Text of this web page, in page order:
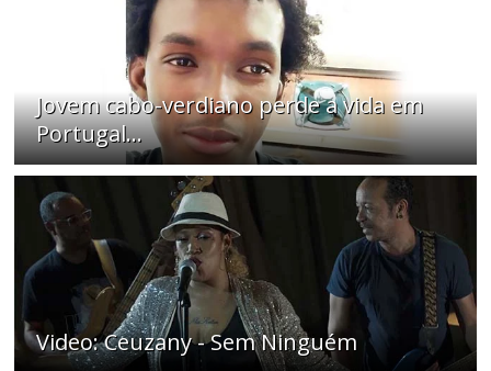
Jovem cabo-verdiano perde a vida em
Portugal...
Video: Ceuzany - Sem Ninguém